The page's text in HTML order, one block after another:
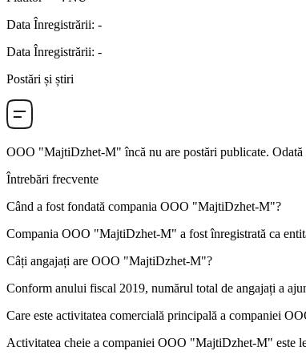
Data Înregistrării: -
Data Înregistrării: -
Postări și știri
OOO "MajtiDzhet-M" încă nu are postări publicate.
Întrebări frecvente
Când a fost fondată compania OOO "MajtiDzhet-M"?
Compania OOO "MajtiDzhet-M" a fost înregistrată ca
Câți angajați are OOO "MajtiDzhet-M"?
Conform anului fiscal 2019, numărul total de angajați a
Care este activitatea comercială principală a companiei
Activitatea cheie a companiei OOO "MajtiDzhet-M" este